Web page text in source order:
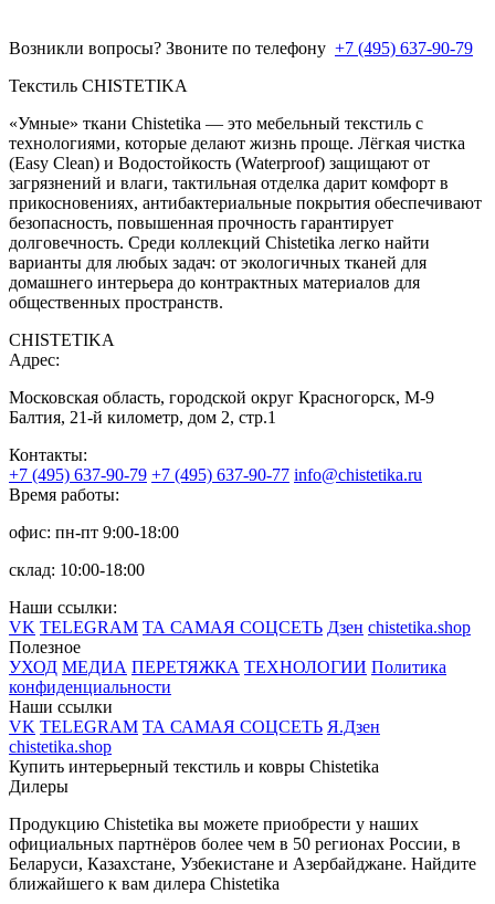
Возникли вопросы? Звоните по телефону +7 (495) 637-90-79
Текстиль CHISTETIKA
«Умные» ткани Chistetika — это мебельный текстиль с
технологиями, которые делают жизнь проще. Лёгкая чистка
(Easy Clean) и Водостойкость (Waterproof) защищают от
загрязнений и влаги, тактильная отделка дарит комфорт в
прикосновениях, антибактериальные покрытия обеспечивают
безопасность, повышенная прочность гарантирует
долговечность. Среди коллекций Chistetika легко найти
варианты для любых задач: от экологичных тканей для
домашнего интерьера до контрактных материалов для
общественных пространств.
CHISTETIKA
Адрес:
Московская область, городской округ Красногорск, М-9
Балтия, 21-й километр, дом 2, стр.1
Контакты:
+7 (495) 637-90-79 +7 (495) 637-90-77 info@chistetika.ru
Время работы:
офис: пн-пт 9:00-18:00
склад: 10:00-18:00
Наши ссылки:
VK TELEGRAM ТА САМАЯ СОЦСЕТЬ Дзен chistetika.shop
Полезное
УХОД МЕДИА ПЕРЕТЯЖКА ТЕХНОЛОГИИ Политика
конфиденциальности
Наши ссылки
VK TELEGRAM ТА САМАЯ СОЦСЕТЬ Я.Дзен
chistetika.shop
Купить интерьерный текстиль и ковры Chistetika
Дилеры
Продукцию Chistetika вы можете приобрести у наших
официальных партнёров более чем в 50 регионах России, в
Беларуси, Казахстане, Узбекистане и Азербайджане. Найдите
ближайшего к вам дилера Chistetika